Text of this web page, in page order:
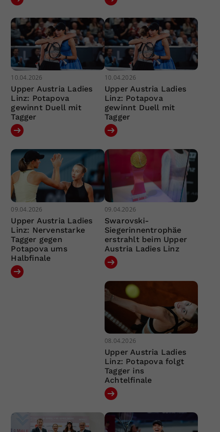
10.04.2026
Upper Austria Ladies
Linz: Potapova
gewinnt Duell mit
Tagger
10.04.2026
Upper Austria Ladies
Linz: Potapova
gewinnt Duell mit
Tagger
09.04.2026
Upper Austria Ladies
Linz: Nervenstarke
Tagger gegen
Potapova ums
Halbfinale
09.04.2026
Swarovski-
Siegerinnentrophäe
erstrahlt beim Upper
Austria Ladies Linz
08.04.2026
Upper Austria Ladies
Linz: Potapova folgt
Tagger ins
Achtelfinale